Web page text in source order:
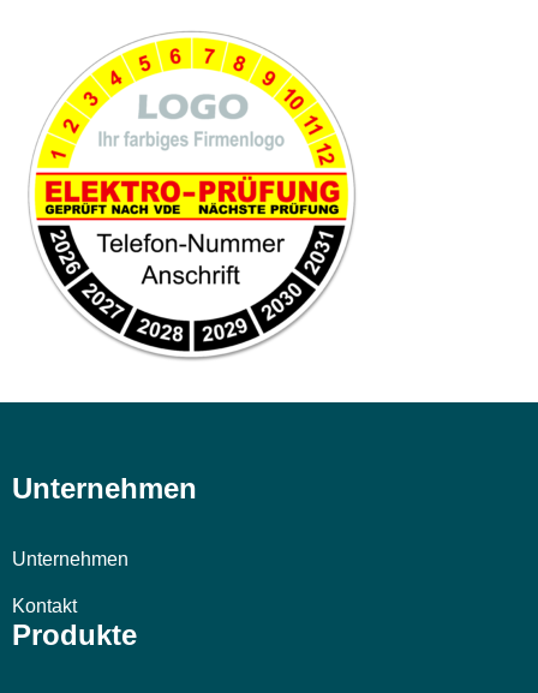
Unternehmen
Unternehmen
Kontakt
Produkte